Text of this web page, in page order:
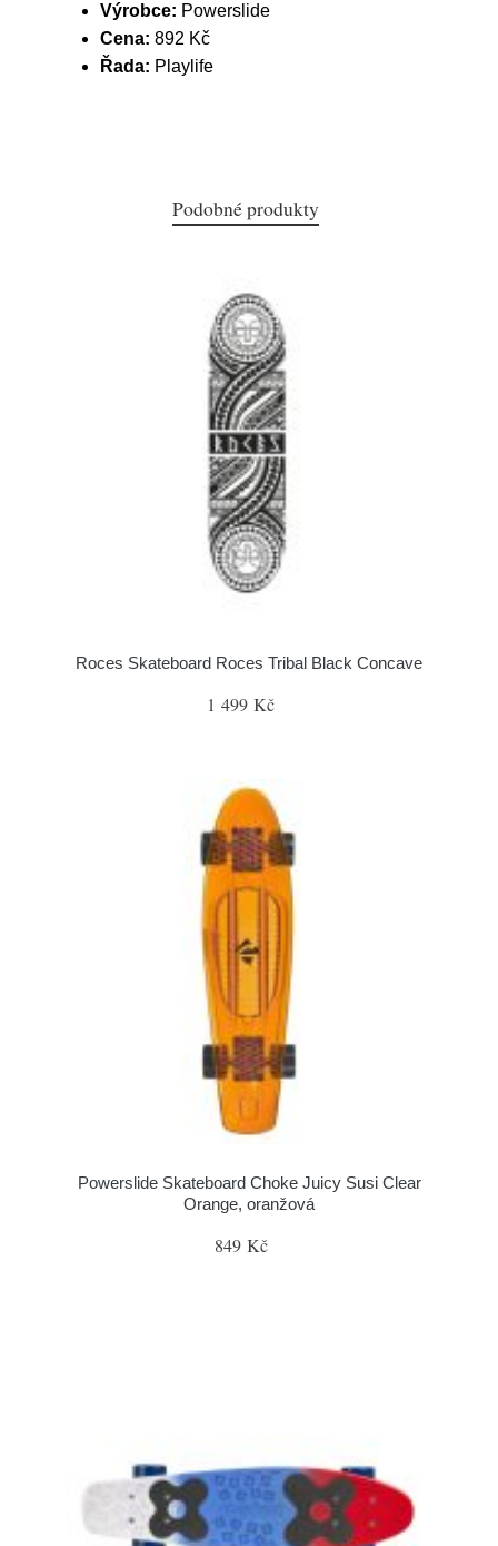
Výrobce: Powerslide
Cena: 892 Kč
Řada: Playlife
Podobné produkty
Roces Skateboard Roces Tribal Black Concave
1 499 Kč
Powerslide Skateboard Choke Juicy Susi Clear
Orange, oranžová
849 Kč